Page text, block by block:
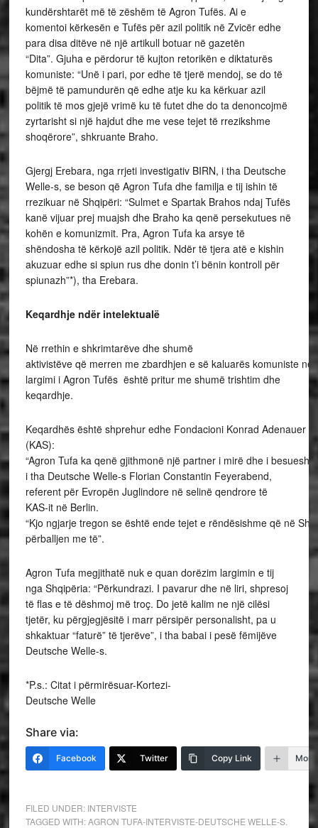
kundërshtarët më të zëshëm të Agron Tufës. Ai e
komentoi kërkesën e Tufës për azil politik në Zvicër edhe
para disa ditëve në një artikull botuar në gazetën
“Dita”. Gjuha e përdorur të kujton retorikën e diktaturës
komuniste: “Unë i pari, por edhe të tjerë mendoj, se do të
bëjmë të pamundurën që edhe atje ku ka kërkuar azil
politik të mos gjejë vrimë ku të futet dhe do ta denoncojmë
zyrtarisht si një hajdut dhe me vese tejet të rrezikshme
shoqërore”, shkruante Braho.
Gjergj Erebara, nga rrjeti investigativ BIRN, i tha Deutsche
Welle-s, se beson që Agron Tufa dhe familja e tij ishin të
rrezikuar në Shqipëri: “Sulmet e Spartak Brahos ndaj Tufës
kanë vijuar prej muajsh dhe Braho ka qenë persekutues në
kohën e komunizmit. Pra, Agron Tufa ka arsye të
shëndosha të kërkojë azil politik. Ndër të tjera atë e kishin
akuzuar edhe si spiun rus dhe donin t’i bënin kontroll për
spiunazh”*), tha Erebara.
Keqardhje ndër intelektualë
Në rrethin e shkrimtarëve dhe shumë
aktivistëve që merren me zbardhjen e së kaluarës komuniste në
largimi i Agron Tufës është pritur me shumë trishtim dhe
keqardhje.
Keqardhës është shprehur edhe Fondacioni Konrad Adenauer
(KAS):
“Agron Tufa ka qenë gjithmonë një partner i mirë dhe i
i tha Deutsche Welle-s Florian Constantin Feyerabend,
referent për Evropën Juglindore në selinë qendrore të
KAS-it në Berlin.
“Kjo ngjarje tregon se është ende tejet e rëndësishme që në
përballjen me të”.
Agron Tufa megjithatë nuk e quan dorëzim largimin e tij
nga Shqipëria: “Përkundrazi. I pavarur dhe në liri, shpresoj
të flas e të dëshmoj më troç. Do jetë kalim ne një cilësi
tjetër, ku përgjegjësitë i marr përsipër personalisht, pa u
shkaktuar “faturë” të tjerëve”, i tha babai i pesë fëmijëve
Deutsche Welle-s.
*P.s.: Citat i përmirësuar-Kortezi-
Deutsche Welle
Share via:
Facebook Twitter Copy Link More
FILED UNDER: INTERVISTE
TAGGED WITH:AGRON TUFA-INTERVISTE-DEUTSCHE WELLE-S.